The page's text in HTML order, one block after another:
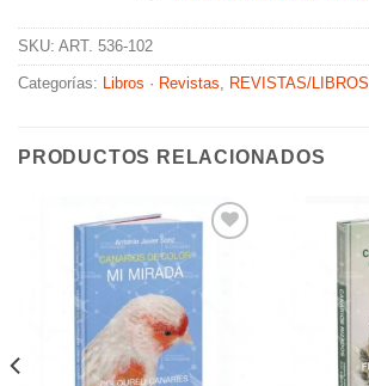
SKU: ART. 536-102
Categorías: Libros · Revistas, REVISTAS/LIBROS
PRODUCTOS RELACIONADOS
Añadir